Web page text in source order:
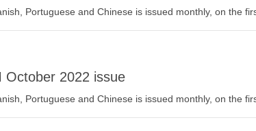
Portuguese and Chinese is issued monthly, on the
October 2022 issue
Portuguese and Chinese is issued monthly, on the